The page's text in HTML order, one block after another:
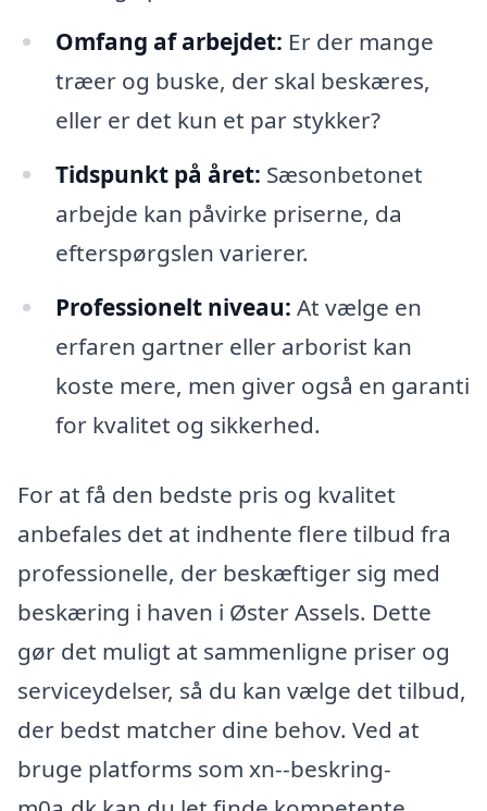
Omfang af arbejdet: Er der mange
træer og buske, der skal beskæres,
eller er det kun et par stykker?
Tidspunkt på året: Sæsonbetonet
arbejde kan påvirke priserne, da
efterspørgslen varierer.
Professionelt niveau: At vælge en
erfaren gartner eller arborist kan
koste mere, men giver også en garanti
for kvalitet og sikkerhed.
For at få den bedste pris og kvalitet
anbefales det at indhente flere tilbud fra
professionelle, der beskæftiger sig med
beskæring i haven i Øster Assels. Dette
gør det muligt at sammenligne priser og
serviceydelser, så du kan vælge det tilbud,
der bedst matcher dine behov. Ved at
bruge platforms som xn--beskring-